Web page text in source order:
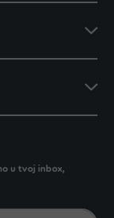
u tvoj inbox,